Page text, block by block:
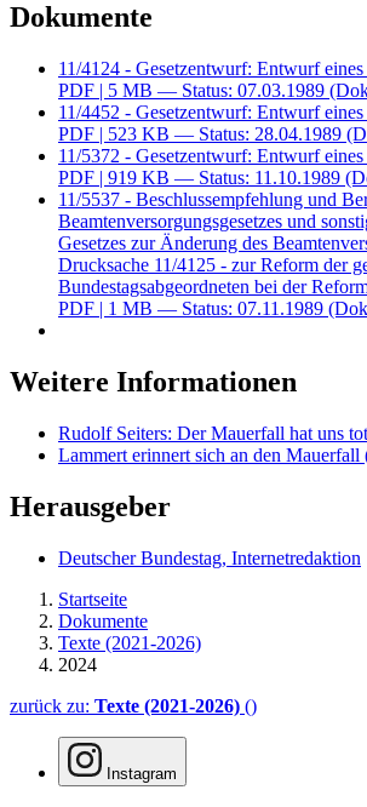
Dokumente
11/4124 - Gesetzentwurf: Entwurf
PDF | 5 MB — Status: 07.03.1989
11/4452 - Gesetzentwurf: Entwurf
PDF | 523 KB — Status: 28.04.1989
11/5372 - Gesetzentwurf: Entwurf
PDF | 919 KB — Status: 11.10.1989
11/5537 - Beschlussempfehlung und
Beamtenversorgungsgesetzes und
Gesetzes zur Änderung des
Drucksache 11/4125 - zur Reform der
Bundestagsabgeordneten bei der
PDF | 1 MB — Status: 07.11.1989
Weitere Informationen
Rudolf Seiters: Der Mauerfall hat uns
Lammert erinnert sich an den Mauerfall
Herausgeber
Deutscher Bundestag, Internetredaktion
Startseite
Dokumente
Texte (2021-2026)
2024
zurück zu: Texte (2021-2026) ()
Instagram